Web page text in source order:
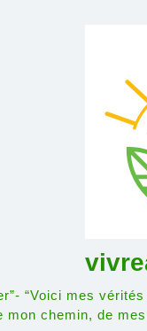
“Voici mes
mon chemin, de